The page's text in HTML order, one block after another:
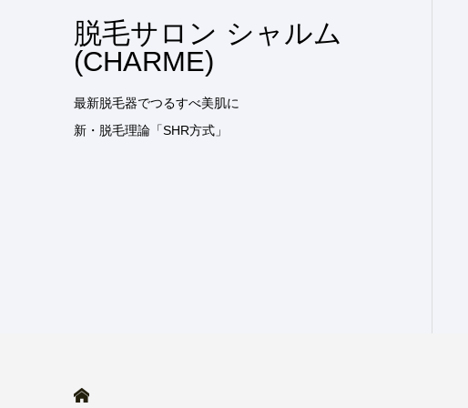
脱毛サロン シャルム
(CHARME)
最新脱毛器でつるすべ美肌に
新・脱毛理論「SHR方式」